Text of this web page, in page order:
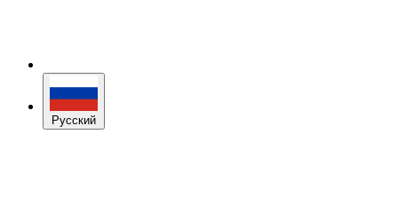
Русский